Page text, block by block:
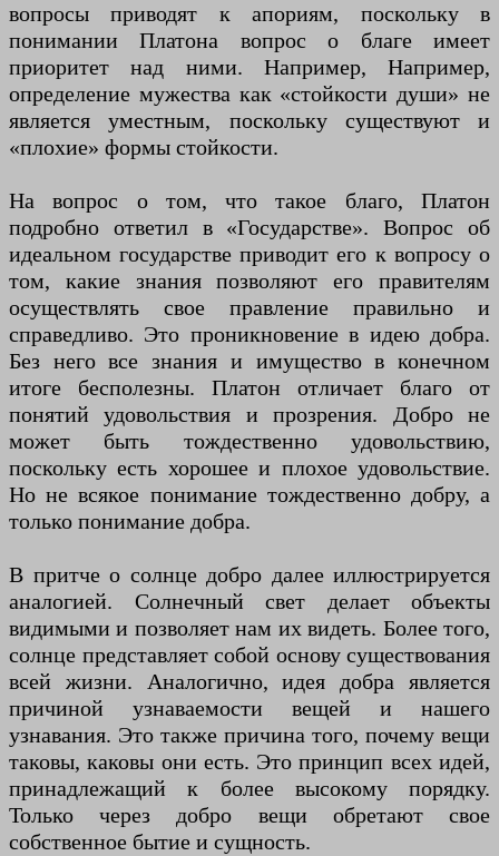
вопросы приводят к апориям, поскольку в
понимании Платона вопрос о благе имеет
приоритет над ними. Например, Например,
определение мужества как «стойкости души» не
является уместным, поскольку существуют и
«плохие» формы стойкости.
На вопрос о том, что такое благо, Платон
подробно ответил в «Государстве». Вопрос об
идеальном государстве приводит его к вопросу о
том, какие знания позволяют его правителям
осуществлять свое правление правильно и
справедливо. Это проникновение в идею добра.
Без него все знания и имущество в конечном
итоге бесполезны. Платон отличает благо от
понятий удовольствия и прозрения. Добро не
может быть тождественно удовольствию,
поскольку есть хорошее и плохое удовольствие.
Но не всякое понимание тождественно добру, а
только понимание добра.
В притче о солнце добро далее иллюстрируется
аналогией. Солнечный свет делает объекты
видимыми и позволяет нам их видеть. Более того,
солнце представляет собой основу существования
всей жизни. Аналогично, идея добра является
причиной узнаваемости вещей и нашего
узнавания. Это также причина того, почему вещи
таковы, каковы они есть. Это принцип всех идей,
принадлежащий к более высокому порядку.
Только через добро вещи обретают свое
собственное бытие и сущность.